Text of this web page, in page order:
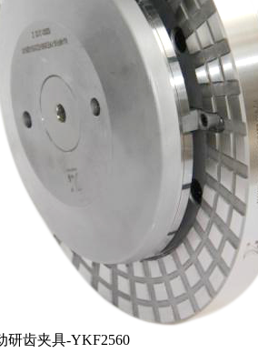
研齿夹具-YKF2560